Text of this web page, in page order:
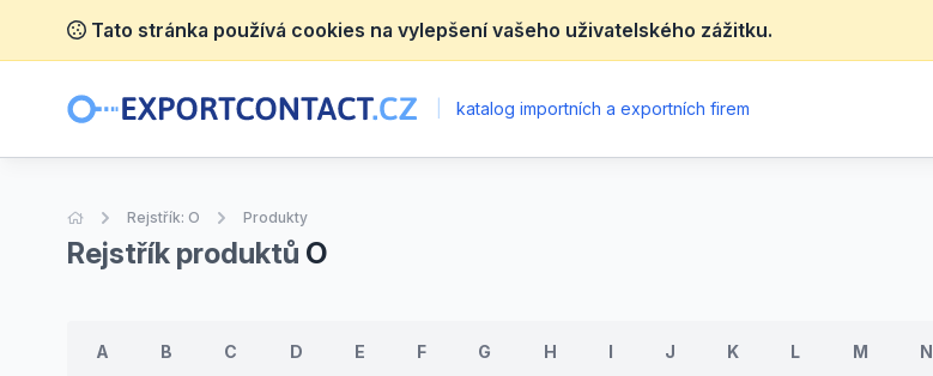
Tato stránka používá cookies na vylepšení vašeho uživatelského zážitku.
katalog importních a exportních firem
Úvodní stránka
Rejstřík: O Produkty
Rejstřík produktů O
A B C D E F G H I J K L M N